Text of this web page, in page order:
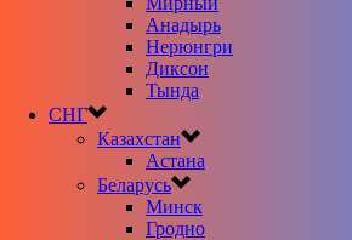
Анадырь
Нерюнгри
Диксон
Тында
СНГ
Казахстан
Астана
Беларусь
Минск
Гродно